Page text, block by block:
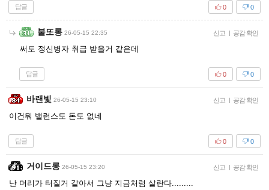
답글 0
0
불또롱 26-05-15 22:35 신고 | 공감 확인
써도 정신병자 취급 받을거 같은데
답글 0
0
바랜빛 26-05-15 23:10 신고 | 공감 확인
이건뭐 밸런스도 돈도 없네
답글 0
0
거이드롱 26-05-15 23:20 신고 | 공감 확인
난 머리가 터질거 같아서 그냥 지금처럼 살란다.........